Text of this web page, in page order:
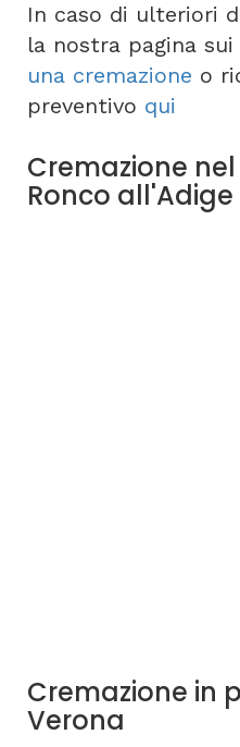
In caso di ulteriori
la nostra pagina sui
una cremazione o
preventivo qui
Cremazione
Ronco all'Adige
Cremazione in
Verona